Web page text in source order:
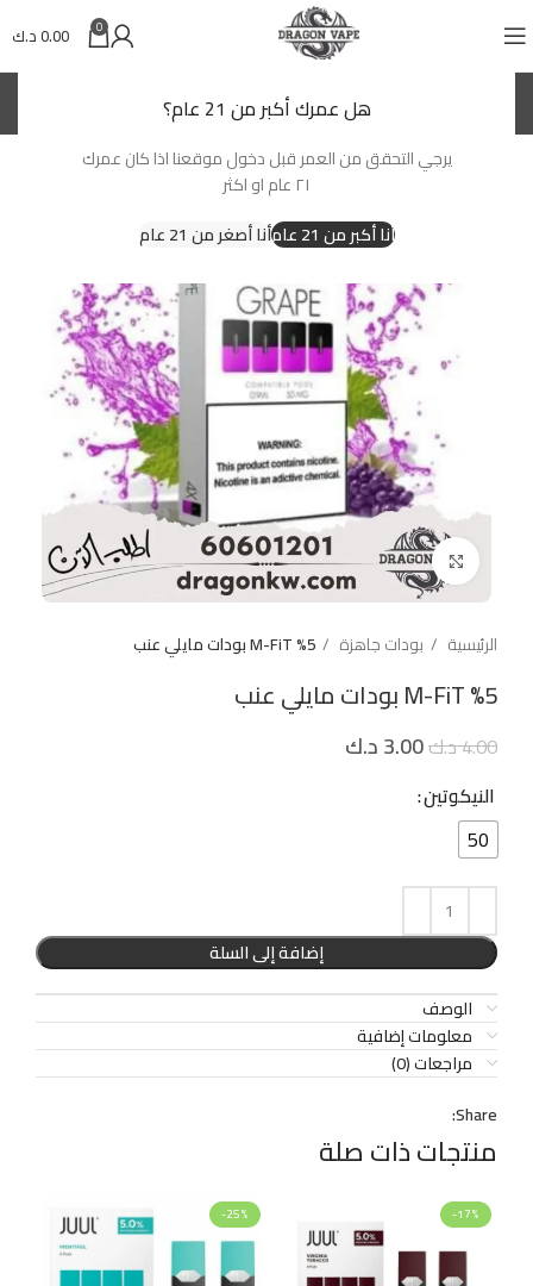
هل عمرك أكبر من 21 عام؟
يرجي التحقق من العمر قبل دخول موقعنا اذا كان عمرك
٢١ عام او اكثر
أنا أكبر من 21 عام
أنا أصغر من 21 عام
0
0.00د.ك
Click to enlarge
الرئيسية بودات جاهزة %5 M-FiT بودات مايلي عنب
%5 M-FiT بودات مايلي عنب
4.00د.ك3.00د.ك
النيكوتين
50
إضافة إلى السلة
الوصف
معلومات إضافية
مراجعات (0)
Share:
منتجات ذات صلة
-17%
-25%